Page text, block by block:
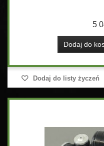
5
Dodaj do
Dodaj do listy życzeń